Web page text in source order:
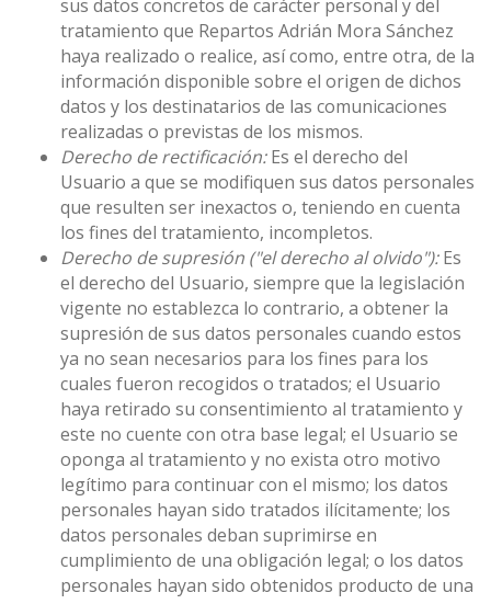
sus datos concretos de carácter personal y del
tratamiento que Repartos Adrián Mora Sánchez
haya realizado o realice, así como, entre otra, de la
información disponible sobre el origen de dichos
datos y los destinatarios de las comunicaciones
realizadas o previstas de los mismos.
Derecho de rectificación:Es el derecho del
Usuario a que se modifiquen sus datos personales
que resulten ser inexactos o, teniendo en cuenta
los fines del tratamiento, incompletos.
Derecho de supresión ("el derecho al olvido"):Es
el derecho del Usuario, siempre que la legislación
vigente no establezca lo contrario, a obtener la
supresión de sus datos personales cuando estos
ya no sean necesarios para los fines para los
cuales fueron recogidos o tratados; el Usuario
haya retirado su consentimiento al tratamiento y
este no cuente con otra base legal; el Usuario se
oponga al tratamiento y no exista otro motivo
legítimo para continuar con el mismo; los datos
personales hayan sido tratados ilícitamente; los
datos personales deban suprimirse en
cumplimiento de una obligación legal; o los datos
personales hayan sido obtenidos producto de una